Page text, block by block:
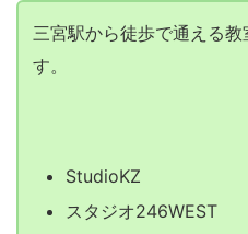
三宮駅から徒歩で通える
す。
StudioKZ
スタジオ246WEST